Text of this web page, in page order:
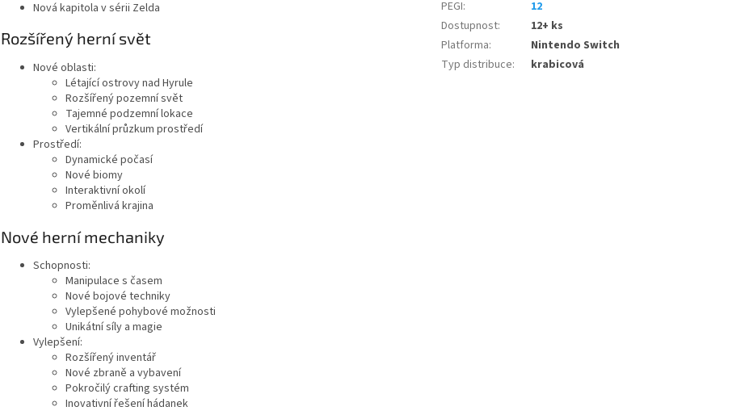
Nová kapitola v sérii Zelda
Rozšířený herní svět
Nové oblasti:
Létající ostrovy nad Hyrule
Rozšířený pozemní svět
Tajemné podzemní lokace
Vertikální průzkum prostředí
Prostředí:
Dynamické počasí
Nové biomy
Interaktivní okolí
Proměnlivá krajina
Nové herní mechaniky
Schopnosti:
Manipulace s časem
Nové bojové techniky
Vylepšené pohybové možnosti
Unikátní síly a magie
Vylepšení:
Rozšířený inventář
Nové zbraně a vybavení
Pokročilý crafting systém
Inovativní řešení hádanek
PEGI:
12
Dostupnost:
12+ ks
Platforma:
Nintendo Switch
Typ distribuce: krabicová